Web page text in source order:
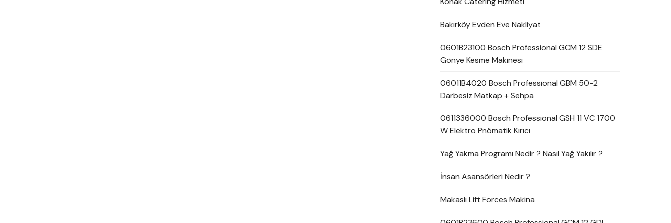
Bakırköy Evden Eve Nakliyat
0601B23100 Bosch Professional GCM 12 SDE
Gönye Kesme Makinesi
06011B4020 Bosch Professional GBM 50-2
Darbesiz Matkap + Sehpa
0611336000 Bosch Professional GSH 11 VC 1700
W Elektro Pnömatik Kırıcı
Yağ Yakma Programı Nedir ? Nasıl Yağ Yakılır ?
İnsan Asansörleri Nedir ?
Makaslı Lift Forces Makina